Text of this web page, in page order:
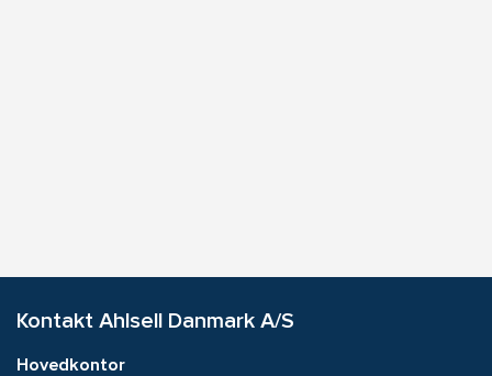
Kontakt Ahlsell Danmark A/S
Hovedkontor